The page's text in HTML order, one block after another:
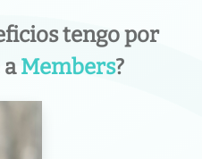
tengo por
Members?